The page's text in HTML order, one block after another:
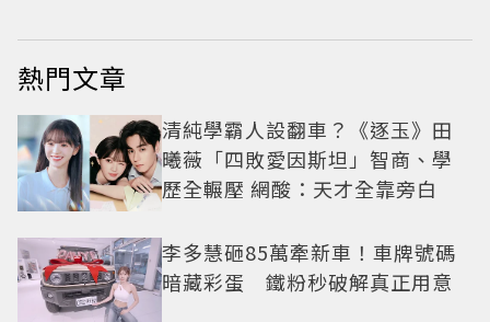
熱門文章
清純學霸人設翻車？《逐玉》田
曦薇「四敗愛因斯坦」智商、學
歷全輾壓 網酸：天才全靠旁白
李多慧砸85萬牽新車！車牌號碼
暗藏彩蛋 鐵粉秒破解真正用意